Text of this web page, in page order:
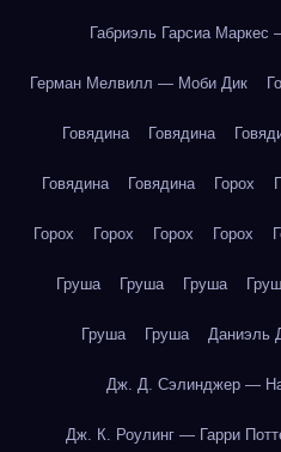
Габриэль Гарсиа Маркес
Герман Мелвилл — Моби Дик
Говядина Говядина
Говядина Говядина Горох
Горох Горох Горох Горох
Груша Груша Груша
Груша Груша Даниэль
Дж. Д. Сэлинджер —
Дж. К. Роулинг — Гарри